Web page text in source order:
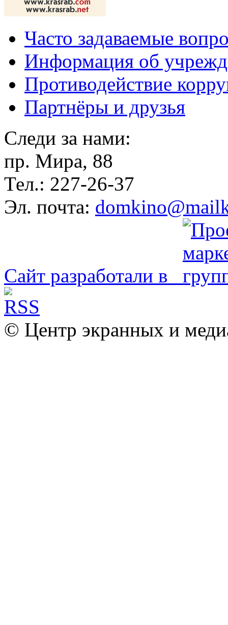
Часто задаваемые
Информация об
Противодействие
Партнёры и друзья
Следи за нами:
пр. Мира, 88
Тел.: 227-26-37
Эл. почта:
Сайт разработали в
© Центр экранных и